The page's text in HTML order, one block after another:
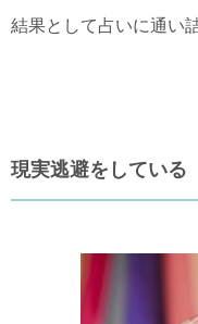
結果として占いに通い
現実逃避をしている